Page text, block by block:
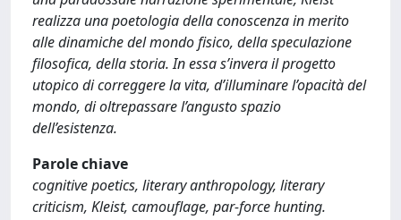
realizza una poetologia della conoscenza in merito
alle dinamiche del mondo fisico, della speculazione
filosofica, della storia. In essa s’invera il progetto
utopico di correggere la vita, d’illuminare l’opacità del
mondo, di oltrepassare l’angusto spazio
dell’esistenza.
Parole chiave
cognitive poetics, literary anthropology, literary
criticism, Kleist, camouflage, par-force hunting.